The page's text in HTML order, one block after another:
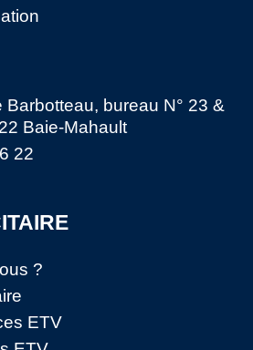
Barbotteau, bureau N° 23 &
Baie-Mahault
22
?
ETV